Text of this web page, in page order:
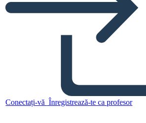
Conectați-vă Înregistrează-te ca profesor
Copiați acest Storyboard